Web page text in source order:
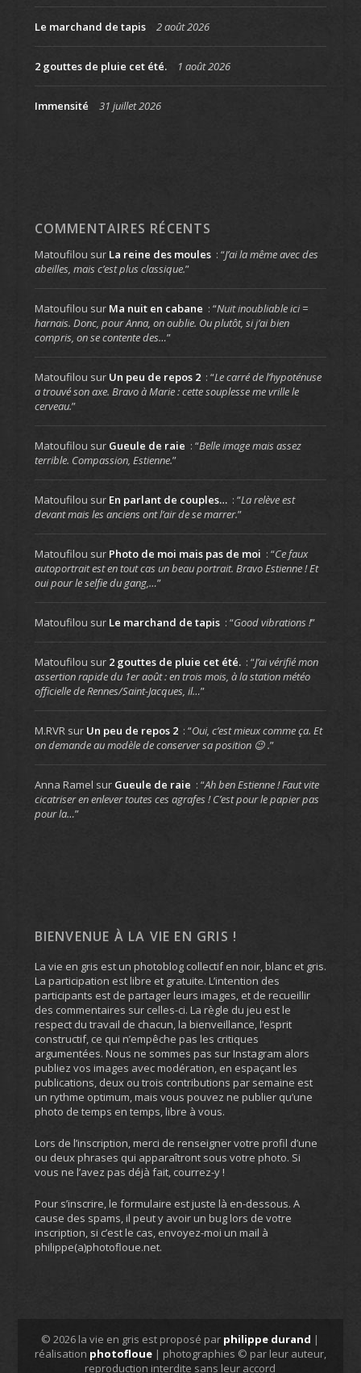
Le marchand de tapis 2 août 2026
2 gouttes de pluie cet été. 1 août 2026
Immensité 31 juillet 2026
COMMENTAIRES RÉCENTS
Matoufilou sur La reine des moules : “J’ai la même avec des
abeilles, mais c’est plus classique.”
Matoufilou sur Ma nuit en cabane : “Nuit inoubliable ici =
harnais. Donc, pour Anna, on oublie. Ou plutôt, si j’ai bien
compris, on se contente des…”
Matoufilou sur Un peu de repos 2 : “Le carré de l’hypoténuse
a trouvé son axe. Bravo à Marie : cette souplesse me vrille le
cerveau.”
Matoufilou sur Gueule de raie : “Belle image mais assez
terrible. Compassion, Estienne.”
Matoufilou sur En parlant de couples… : “La relève est
devant mais les anciens ont l’air de se marrer.”
Matoufilou sur Photo de moi mais pas de moi : “Ce faux
autoportrait est en tout cas un beau portrait. Bravo Estienne ! Et
oui pour le selfie du gang,…”
Matoufilou sur Le marchand de tapis : “Good vibrations !”
Matoufilou sur 2 gouttes de pluie cet été. : “J’ai vérifié mon
assertion rapide du 1er août : en trois mois, à la station météo
officielle de Rennes/Saint-Jacques, il…”
M.RVRsur Un peu de repos 2 : “Oui, c’est mieux comme ça. Et
on demande au modèle de conserver sa position 😉 .”
Anna Ramel sur Gueule de raie : “Ah ben Estienne ! Faut vite
cicatriser en enlever toutes ces agrafes ! C’est pour le papier pas
pour la…”
BIENVENUE À LA VIE EN GRIS !
La vie en gris est un photoblog collectif en noir, blanc et gris.
La participation est libre et gratuite. L’intention des
participants est de partager leurs images, et de recueillir
des commentaires sur celles-ci. La règle du jeu est le
respect du travail de chacun, la bienveillance, l’esprit
constructif, ce qui n’empêche pas les critiques
argumentées. Nous ne sommes pas sur Instagram alors
publiez vos images avec modération, en espaçant les
publications, deux ou trois contributions par semaine est
un rythme optimum, mais vous pouvez ne publier qu’une
photo de temps en temps, libre à vous.
Lors de l’inscription, merci de renseigner votre profil d’une
ou deux phrases qui apparaîtront sous votre photo. Si
vous ne l’avez pas déjà fait, courrez-y !
Pour s’inscrire, le formulaire est juste là en-dessous. A
cause des spams, il peut y avoir un bug lors de votre
inscription, si c’est le cas, envoyez-moi un mail à
philippe(a)photofloue.net.
© 2026 la vie en gris est proposé par philippe durand |
réalisation photofloue| photographies © par leur auteur,
reproduction interdite sans leur accord